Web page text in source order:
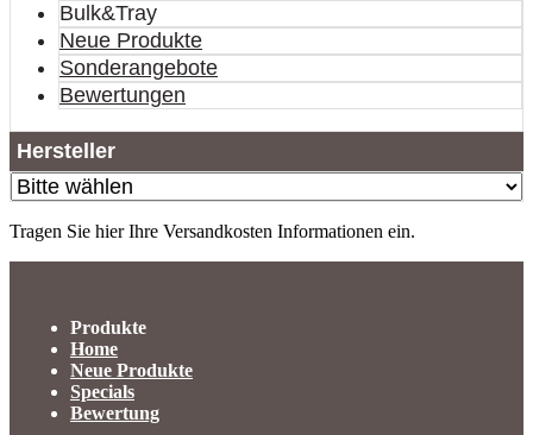
Bulk&Tray
Neue Produkte
Sonderangebote
Bewertungen
Hersteller
Tragen Sie hier Ihre Versandkosten Informationen ein.
Produkte
Home
Neue Produkte
Specials
Bewertung